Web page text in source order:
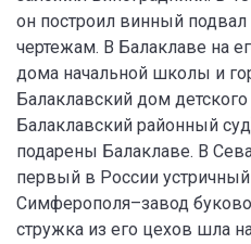
он построил винный
чертежам. В Балаклаве на
дома начальной школы и
Балаклавский дом детского
Балаклавский районный
подарены Балаклаве. В
первый в России устричный
Симферополя–завод
стружка из его цехов шла